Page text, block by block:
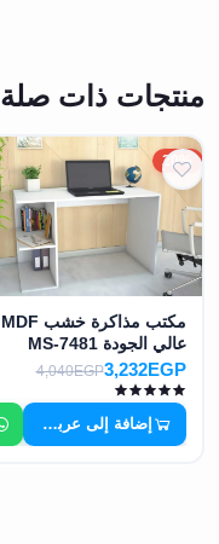
منتجات ذات صلة
20%
مكتب مذاكرة خشب MDF
عالي الجودة MS-7481
3,232EGP
4,040EGP
إضافة إلى عربة التسوق